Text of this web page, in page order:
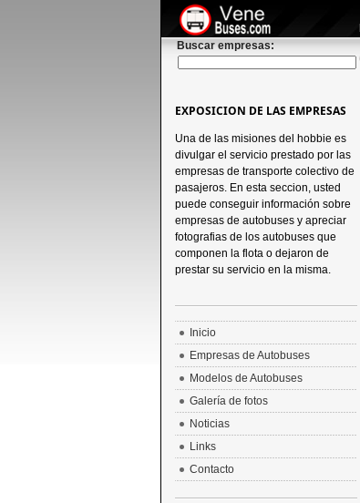
Buscar empresas:
EXPOSICION DE LAS EMPRESAS
Una de las misiones del hobbie es
divulgar el servicio prestado por las
empresas de transporte colectivo de
pasajeros. En esta seccion, usted
puede conseguir información sobre
empresas de autobuses y apreciar
fotografias de los autobuses que
componen la flota o dejaron de
prestar su servicio en la misma.
Inicio
Empresas de Autobuses
Modelos de Autobuses
Galería de fotos
Noticias
Links
Contacto